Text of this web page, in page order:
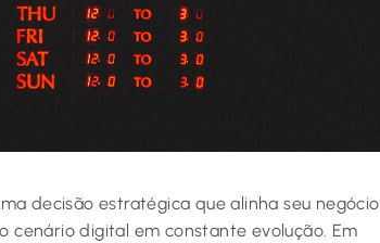
decisão estratégica que alinha seu negócio
cenário digital em constante evolução. Em